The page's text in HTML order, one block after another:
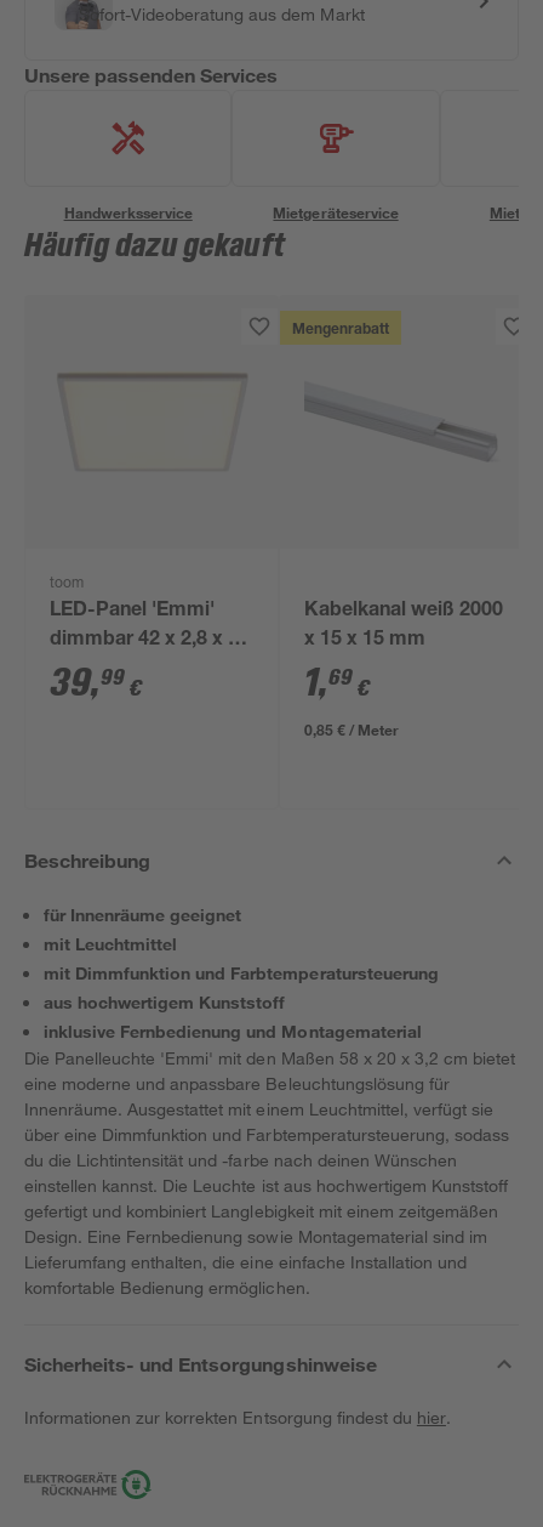
Sofort-Videoberatung aus dem Markt
Unsere passenden Services
Handwerksservice Mietgeräteservice
Häufig dazu gekauft
toom
LED-Panel 'Emmi'
dimmbar 42 x 2,8 x 42
cm
39,99 €
Mengenrabatt
Kabelkanal weiß 2000
x 15 x 15 mm
1,69 €
0,85 € / Meter
Beschreibung
für Innenräume geeignet
mit Leuchtmittel
mit Dimmfunktion und Farbtemperatursteuerung
aus hochwertigem Kunststoff
inklusive Fernbedienung und Montagematerial
Die Panelleuchte 'Emmi' mit den Maßen 58 x 20 x 3,2 cm bietet
eine moderne und anpassbare Beleuchtungslösung für
Innenräume. Ausgestattet mit einem Leuchtmittel, verfügt sie
über eine Dimmfunktion und Farbtemperatursteuerung, sodass
du die Lichtintensität und -farbe nach deinen Wünschen
einstellen kannst. Die Leuchte ist aus hochwertigem Kunststoff
gefertigt und kombiniert Langlebigkeit mit einem zeitgemäßen
Design. Eine Fernbedienung sowie Montagematerial sind im
Lieferumfang enthalten, die eine einfache Installation und
komfortable Bedienung ermöglichen.
Sicherheits- und Entsorgungshinweise
Informationen zur korrekten Entsorgung findest du hier.